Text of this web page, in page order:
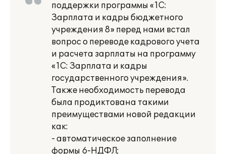
поддержки программы «1С:
Зарплата и кадры бюджетного
учреждения 8» перед нами встал
вопрос о переводе кадрового учета
и расчета зарплаты на программу
«1С: Зарплата и кадры
государственного учреждения».
Также необходимость перевода
была продиктована такими
преимуществами новой редакции
как:
- автоматическое заполнение
формы 6-НДФЛ;